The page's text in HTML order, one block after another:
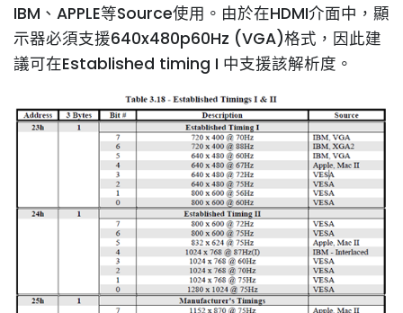
IBM、APPLE等Source使用。由於在HDMI介面中，顯
示器必須支援640x480p60Hz (VGA)格式，因此建
議可在Established timing I 中支援該解析度。